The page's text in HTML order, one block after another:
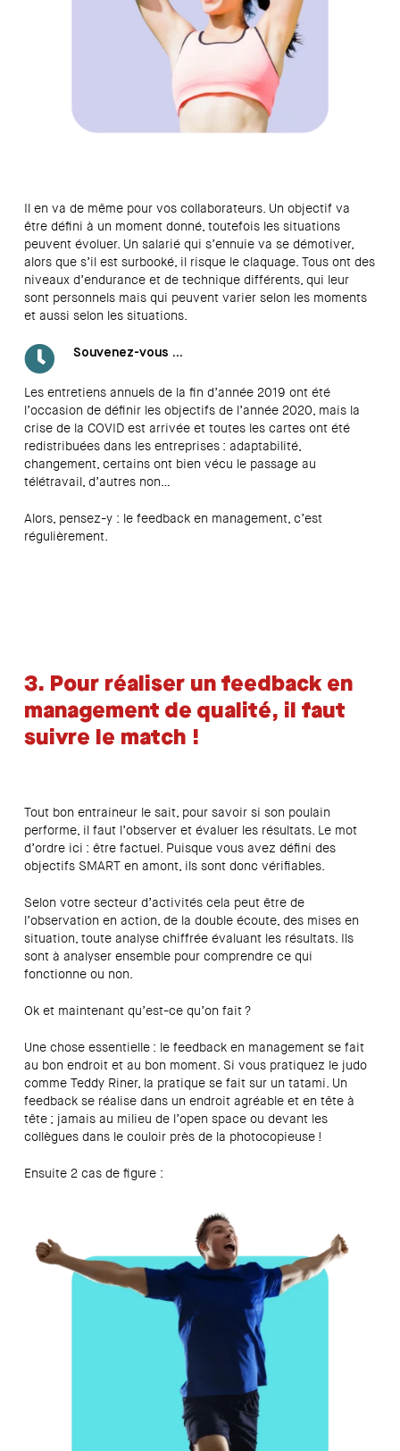
Il en va de même pour vos collaborateurs. Un objectif va
être défini à un moment donné, toutefois les situations
peuvent évoluer. Un salarié qui s’ennuie va se démotiver,
alors que s’il est surbooké, il risque le claquage. Tous ont des
niveaux d’endurance et de technique différents, qui leur
sont personnels mais qui peuvent varier selon les moments
et aussi selon les situations.
Souvenez-vous …
Les entretiens annuels de la fin d’année 2019 ont été
l’occasion de définir les objectifs de l’année 2020, mais la
crise de la COVID est arrivée et toutes les cartes ont été
redistribuées dans les entreprises : adaptabilité,
changement, certains ont bien vécu le passage au
télétravail, d’autres non…
Alors, pensez-y : le feedback en management, c’est
régulièrement.
3. Pour réaliser un feedback en
management de qualité, il faut
suivre le match !
Tout bon entraineur le sait, pour savoir si son poulain
performe, il faut l’observer et évaluer les résultats. Le mot
d’ordre ici : être factuel. Puisque vous avez défini des
objectifs SMART en amont, ils sont donc vérifiables.
Selon votre secteur d’activités cela peut être de
l’observation en action, de la double écoute, des mises en
situation, toute analyse chiffrée évaluant les résultats. Ils
sont à analyser ensemble pour comprendre ce qui
fonctionne ou non.
Ok et maintenant qu’est-ce qu’on fait ?
Une chose essentielle : le feedback en management se fait
au bon endroit et au bon moment. Si vous pratiquez le judo
comme Teddy Riner, la pratique se fait sur un tatami. Un
feedback se réalise dans un endroit agréable et en tête à
tête ; jamais au milieu de l’open space ou devant les
collègues dans le couloir près de la photocopieuse !
Ensuite 2 cas de figure :